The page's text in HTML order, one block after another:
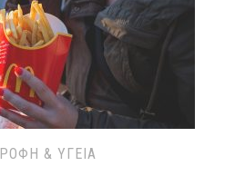
& ΥΓΕΊΑ